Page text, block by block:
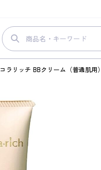
コラリッチ BBクリーム（普通肌用）